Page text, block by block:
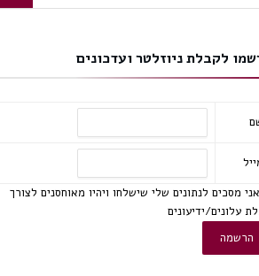
לקבלת ניוזלטר ועדכונים
אני מסכים לנתונים שלי שישלחו ויהיו מאוחסנים לצורך
עלונים/ידיעונים